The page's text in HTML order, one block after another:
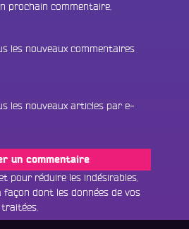
prochain commentaire.
les nouveaux commentaires
les nouveaux articles par e-
pour réduire les indésirables.
façon dont les données de vos
.